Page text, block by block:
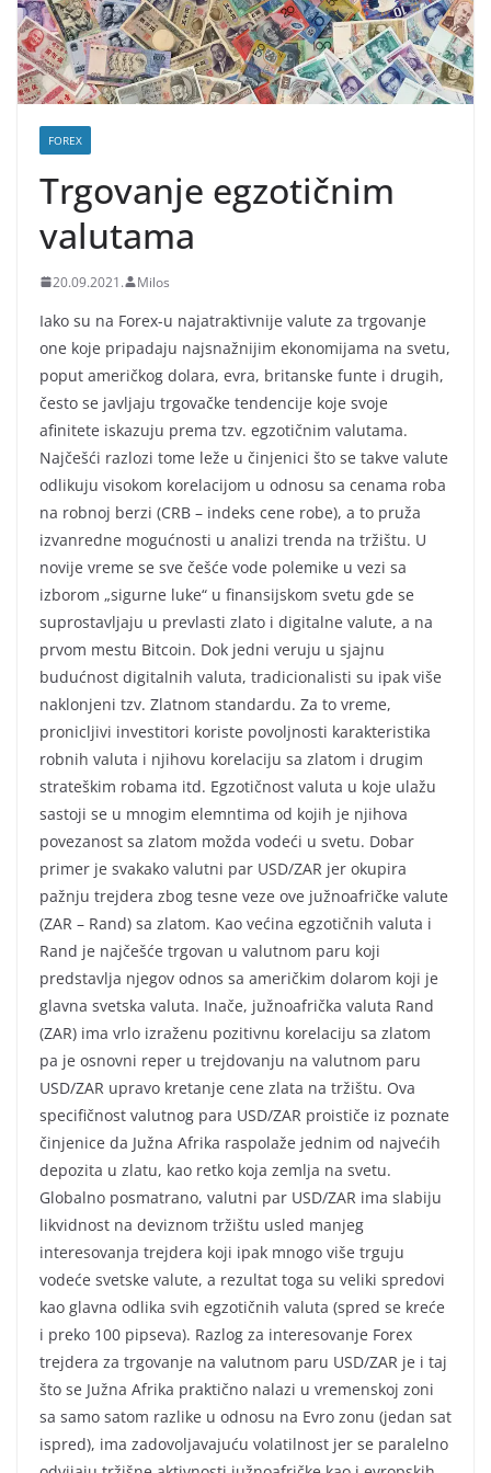
FOREX
Trgovanje egzotičnim
valutama
20.09.2021. Milos
Iako su na Forex-u najatraktivnije valute za trgovanje
one koje pripadaju najsnažnijim ekonomijama na svetu,
poput američkog dolara, evra, britanske funte i drugih,
često se javljaju trgovačke tendencije koje svoje
afinitete iskazuju prema tzv. egzotičnim valutama.
Najčešći razlozi tome leže u činjenici što se takve valute
odlikuju visokom korelacijom u odnosu sa cenama roba
na robnoj berzi (CRB – indeks cene robe), a to pruža
izvanredne mogućnosti u analizi trenda na tržištu. U
novije vreme se sve češće vode polemike u vezi sa
izborom „sigurne luke“ u finansijskom svetu gde se
suprostavljaju u prevlasti zlato i digitalne valute, a na
prvom mestu Bitcoin. Dok jedni veruju u sjajnu
budućnost digitalnih valuta, tradicionalisti su ipak više
naklonjeni tzv. Zlatnom standardu. Za to vreme,
pronicljivi investitori koriste povoljnosti karakteristika
robnih valuta i njihovu korelaciju sa zlatom i drugim
strateškim robama itd. Egzotičnost valuta u koje ulažu
sastoji se u mnogim elemntima od kojih je njihova
povezanost sa zlatom možda vodeći u svetu. Dobar
primer je svakako valutni par USD/ZAR jer okupira
pažnju trejdera zbog tesne veze ove južnoafričke valute
(ZAR – Rand) sa zlatom. Kao većina egzotičnih valuta i
Rand je najčešće trgovan u valutnom paru koji
predstavlja njegov odnos sa američkim dolarom koji je
glavna svetska valuta. Inače, južnoafrička valuta Rand
(ZAR) ima vrlo izraženu pozitivnu korelaciju sa zlatom
pa je osnovni reper u trejdovanju na valutnom paru
USD/ZAR upravo kretanje cene zlata na tržištu. Ova
specifičnost valutnog para USD/ZAR proističe iz poznate
činjenice da Južna Afrika raspolaže jednim od najvećih
depozita u zlatu, kao retko koja zemlja na svetu.
Globalno posmatrano, valutni par USD/ZAR ima slabiju
likvidnost na deviznom tržištu usled manjeg
interesovanja trejdera koji ipak mnogo više trguju
vodeće svetske valute, a rezultat toga su veliki spredovi
kao glavna odlika svih egzotičnih valuta (spred se kreće
i preko 100 pipseva). Razlog za interesovanje Forex
trejdera za trgovanje na valutnom paru USD/ZAR je i taj
što se Južna Afrika praktično nalazi u vremenskoj zoni
sa samo satom razlike u odnosu na Evro zonu (jedan sat
ispred), ima zadovoljavajuću volatilnost jer se paralelno